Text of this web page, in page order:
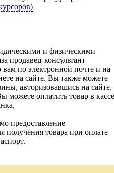
и физическими
продавец-консультант
вам по электронной почте и на
на сайте. Вы также можете
авторизовавшись на сайте.
можете оплатить товар в кассе
предоставление
получения товара при оплате